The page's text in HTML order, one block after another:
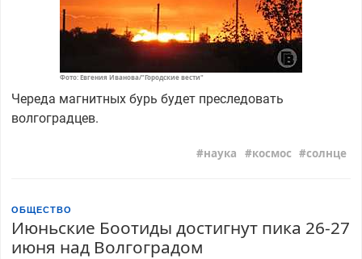
Фото: Евгения Иванова/"Городские вести"
Череда магнитных бурь будет преследовать
волгоградцев.
наука космос солнце
ОБЩЕСТВО
Июньские Боотиды достигнут пика 26-27
июня над Волгоградом